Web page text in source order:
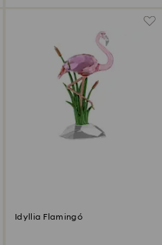
Idyllia Flamingó